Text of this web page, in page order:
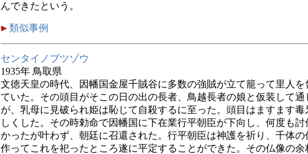
んできたという。
類似事例
センタイノブツゾウ
1935年 鳥取県
文徳天皇の時代、因幡国金屋千賊谷に多数の強賊が立て籠って里人を
ていた。その頭目がそこの日の出の長者、鳥越長者の娘と仮装して通
が、乳母に見破られ姫は恥じて自殺するに至った。頭目はますます毒
しくした。その時勅命で因幡国に下在業行平朝臣が下向し、何度も討
かったが叶わず、朝廷に召還された。行平朝臣は神護を祈り、千体の
作ってこれを祀ったところ遂に平定することができた。その仏像の余